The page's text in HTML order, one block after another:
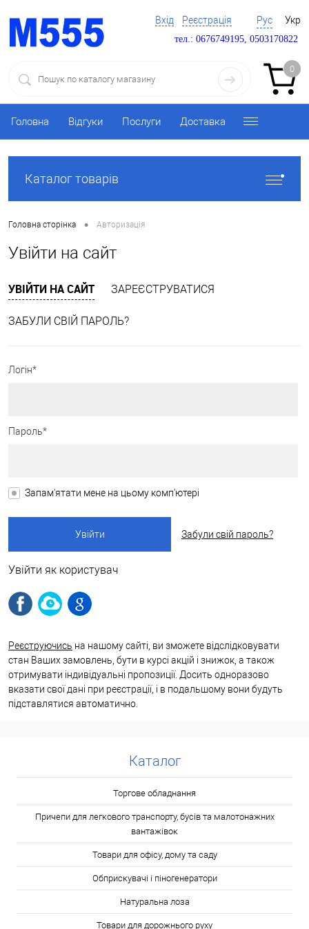
Вхід Реєстрація Рус Укр
тел.: 0676749195, 0503170822
0
Головна Відгуки Послуги Доставка
Каталог товарів
Головна сторінка • Авторизація
Увійти на сайт
УВІЙТИ НА САЙТ ЗАРЕЄСТРУВАТИСЯ
ЗАБУЛИ СВІЙ ПАРОЛЬ?
Логін*
Пароль*
Запам'ятати мене на цьому комп'ютері
Забули свій пароль?
Увійти як користувач
Реєструючись на нашому сайті, ви зможете відслідковувати
стан Ваших замовлень, бути в курсі акцій і знижок, а також
отримувати індивідуальні пропозиції. Досить одноразово
вказати свої дані при реєстрації, і в подальшому вони будуть
підставлятися автоматично.
Каталог
Торгове обладнання
Причепи для легкового транспорту, бусів та малотонажних
вантажівок
Товари для офісу, дому та саду
Обприскувачі і піногенератори
Натуральна лоза
Товари для дорожнього руху